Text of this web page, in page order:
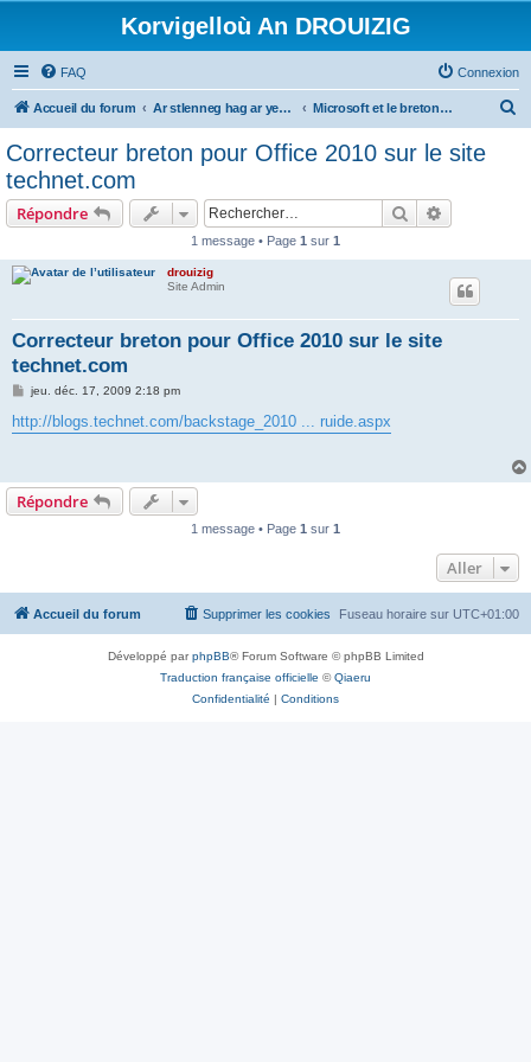
Korvigelloù An DROUIZIG
FAQ Connexion
Accueil du forum Ar stlenneg hag ar yezhoù bihan er bed a-bezh Microsoft et le breton - Microsoft and the Breton language
Correcteur breton pour Office 2010 sur le site
technet.com
Répondre Rechercher
1 message • Page 1 sur 1
drouizig
Site Admin
Correcteur breton pour Office 2010 sur le site
technet.com
M
s
s
jeu. déc. 17, 2009 2:18 pm
http://blogs.technet.com/backstage_2010 ... ruide.aspx
Répondre
1 message • Page 1 sur 1
Aller
Accueil du forum Fuseau horaire sur UTC+01:00
Supprimer les cookies
Développé parphpBB® Forum Software © phpBB Limited
Traduction française officielle ©Qiaeru
Confidentialité | Conditions